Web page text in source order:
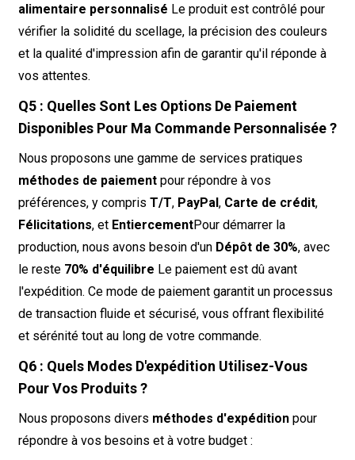
alimentaire personnalisé Le produit est contrôlé pour
vérifier la solidité du scellage, la précision des couleurs
et la qualité d'impression afin de garantir qu'il réponde à
vos attentes.
Q5 : Quelles Sont Les Options De Paiement
Disponibles Pour Ma Commande Personnalisée ?
Nous proposons une gamme de services pratiques
méthodes de paiementpour répondre à vos
préférences, y compris T/T, PayPal, Carte de crédit,
Félicitations, et EntiercementPour démarrer la
production, nous avons besoin d'un Dépôt de 30%, avec
le reste 70% d'équilibre Le paiement est dû avant
l'expédition. Ce mode de paiement garantit un processus
de transaction fluide et sécurisé, vous offrant flexibilité
et sérénité tout au long de votre commande.
Q6 : Quels Modes D'expédition Utilisez-Vous
Pour Vos Produits ?
Nous proposons divers méthodes d'expéditionpour
répondre à vos besoins et à votre budget :